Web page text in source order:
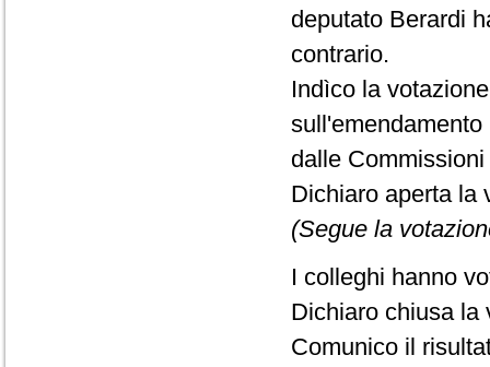
deputato Berardi
contrario.
Indìco la
dalle
Dichiaro aperta la
(Segue la
I colleghi hanno
Dichiaro chiusa la
Comunico il